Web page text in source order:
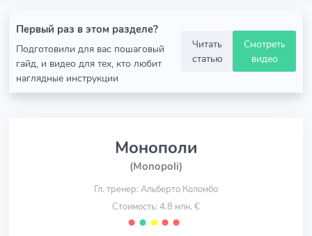
Первый раз в этом разделе?
Подготовили для вас пошаговый
гайд, и видео для тех, кто любит
наглядные инструкции
Читать
статью
Смотреть
видео
Монополи
(Monopoli)
Гл. тренер: Альберто Коломбо
Стоимость: 4.8 млн. €
⬤ ⬤ ⬤ ⬤ ⬤